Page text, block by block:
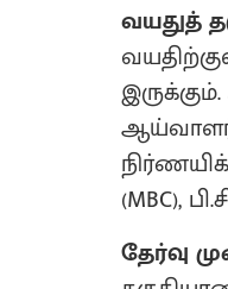
வயதுத்
ஆய்வாளர்
(MBC),
தேர்வு